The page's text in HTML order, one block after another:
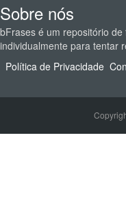
Sobre nós
bFrases é um repositório
individualmente para tentar
Política de Privacidade